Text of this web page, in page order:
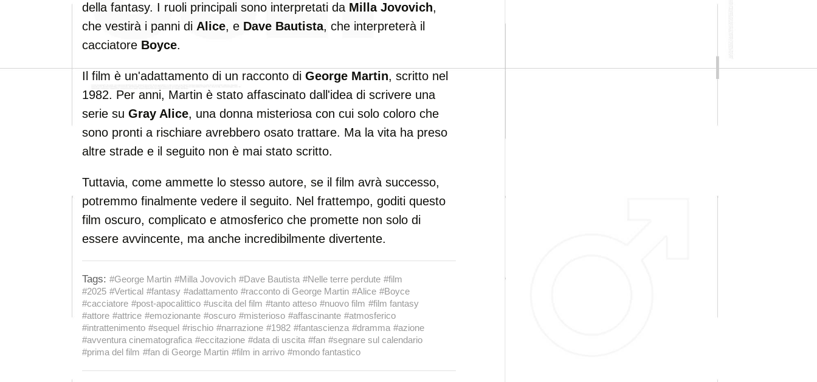
della fantasy. I ruoli principali sono interpretati da Milla Jovovich,
che vestirà i panni di Alice, e Dave Bautista, che interpreterà il
cacciatore Boyce.
Il film è un'adattamento di un racconto di George Martin, scritto nel
1982. Per anni, Martin è stato affascinato dall'idea di scrivere una
serie su Gray Alice, una donna misteriosa con cui solo coloro che
sono pronti a rischiare avrebbero osato trattare. Ma la vita ha preso
altre strade e il seguito non è mai stato scritto.
Tuttavia, come ammette lo stesso autore, se il film avrà successo,
potremmo finalmente vedere il seguito. Nel frattempo, goditi questo
film oscuro, complicato e atmosferico che promette non solo di
essere avvincente, ma anche incredibilmente divertente.
Tags: #George Martin #Milla Jovovich #Dave Bautista #Nelle terre perdute #film
#2025 #Vertical #fantasy #adattamento #racconto di George Martin #Alice #Boyce
#cacciatore #post-apocalittico #uscita del film #tanto atteso #nuovo film #film fantasy
#attore #attrice #emozionante #oscuro #misterioso #affascinante #atmosferico
#intrattenimento #sequel #rischio #narrazione #1982 #fantascienza #dramma #azione
#avventura cinematografica #eccitazione #data di uscita #fan #segnare sul calendario
#prima del film #fan di George Martin #film in arrivo #mondo fantastico